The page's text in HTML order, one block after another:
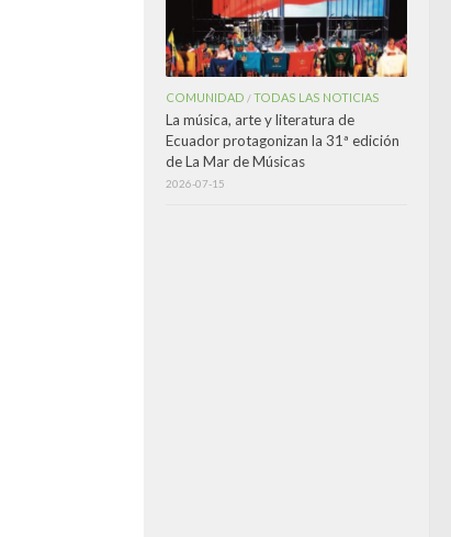
COMUNIDAD /TODAS LAS NOTICIAS
La música, arte y literatura de
Ecuador protagonizan la 31ª edición
de La Mar de Músicas
2026-07-15